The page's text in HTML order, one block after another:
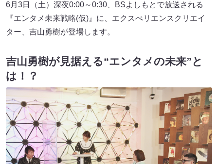
6月3日（土）深夜0:00～0:30、BSよしもとで放送される
『エンタメ未来戦略(仮)』に、エクスぺリエンスクリエイ
ター、吉山勇樹が登場します。
吉山勇樹が見据える“エンタメの未来”と
は！？